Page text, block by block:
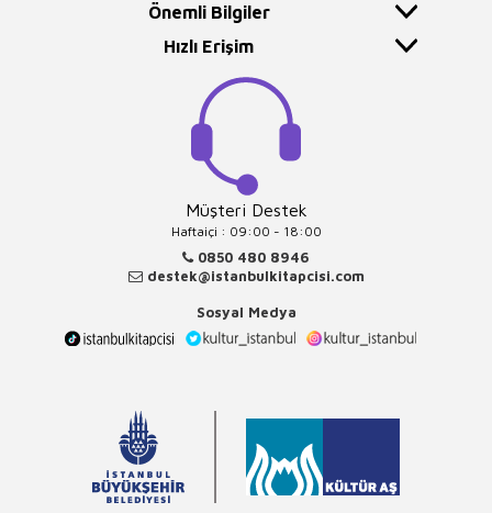
Önemli Bilgiler
Hızlı Erişim
Müşteri Destek
Haftaiçi : 09:00 - 18:00
0850 480 8946
destek@istanbulkitapcisi.com
Sosyal Medya